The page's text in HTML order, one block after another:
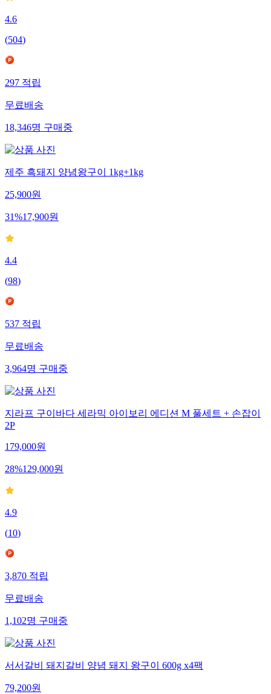
4.6
(504)
297 적립
무료배송
18,346명 구매중
제주 흑돼지 양념왕구이 1kg+1kg
25,900원
31%17,900원
4.4
(98)
537 적립
무료배송
3,964명 구매중
지라프 구이바다 세라믹 아이보리 에디션 M 풀세트 + 손잡이
2P
179,000원
28%129,000원
4.9
(10)
3,870 적립
무료배송
1,102명 구매중
서서갈비 돼지갈비 양념 돼지 왕구이 600g x4팩
79,200원